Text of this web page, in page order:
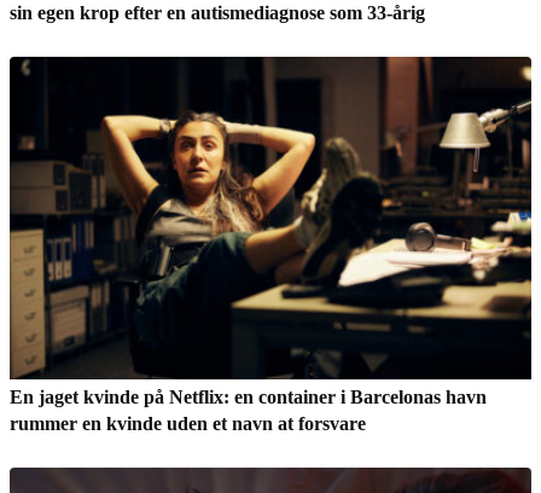
sin egen krop efter en autismediagnose som 33-årig
En jaget kvinde på Netflix: en container i Barcelonas havn
rummer en kvinde uden et navn at forsvare